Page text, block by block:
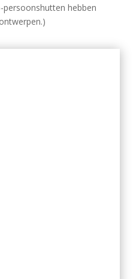
persoonshutten hebben